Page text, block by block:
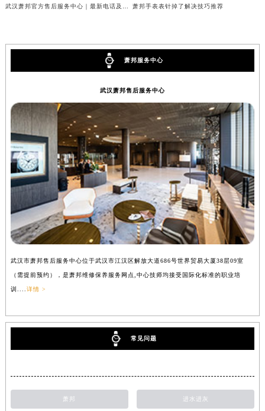
萧邦手表表针掉了解决技巧推荐
萧邦服务中心
武汉萧邦售后服务中心
武汉市萧邦售后服务中心位于武汉市江汉区解放大道686号世界贸易大厦38层09室
（需提前预约），是萧邦维修保养服务网点,中心技师均接受国际化标准的职业培
训.... 详情 >
常见问题
萧邦 进水进灰